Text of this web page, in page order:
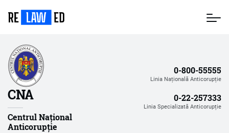
CNA
Centrul Național
Anticorupție
0-800-55555
Linia Națională Anticorupție
0-22-257333
Linia Specializată Anticorupție